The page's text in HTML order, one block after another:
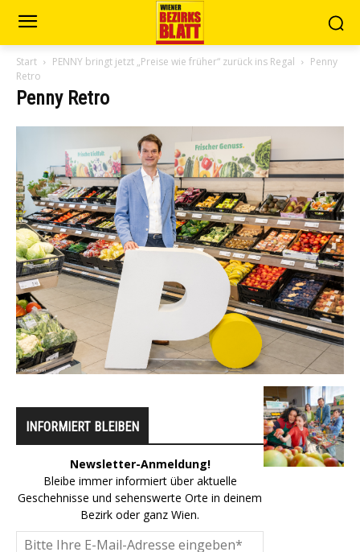
Start PENNY bringt jetzt „Preise wie früher“ zurück ins Regal
Penny
Retro
Penny Retro
INFORMIERT BLEIBEN
Newsletter-Anmeldung!
Bleibe immer informiert über aktuelle
Geschehnisse und sehenswerte Orte in deinem
Bezirk oder ganz Wien.